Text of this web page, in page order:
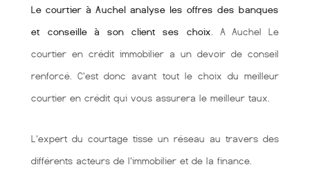
Le courtier à Auchel analyse les offres des banques
et conseille à son client ses choix . A Auchel Le
courtier en crédit immobilier a un devoir de conseil
renforcé. C'est donc avant tout le choix du meilleur
courtier en crédit qui vous assurera le meilleur taux.
L'expert du courtage tisse un réseau au travers des
différents acteurs de l'immobilier et de la finance.